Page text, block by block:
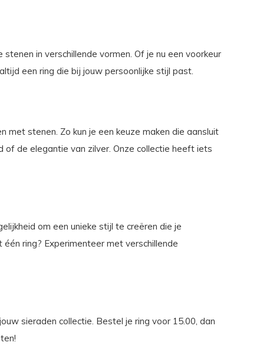
in verschillende vormen. Of je nu een voorkeur
een ring die bij jouw persoonlijke stijl past.
met stenen. Zo kun je een keuze maken die aansluit
of de elegantie van zilver. Onze collectie heeft iets
om een unieke stijl te creëren die je
ring? Experimenteer met verschillende
sieraden collectie. Bestel je ring voor 15.00, dan